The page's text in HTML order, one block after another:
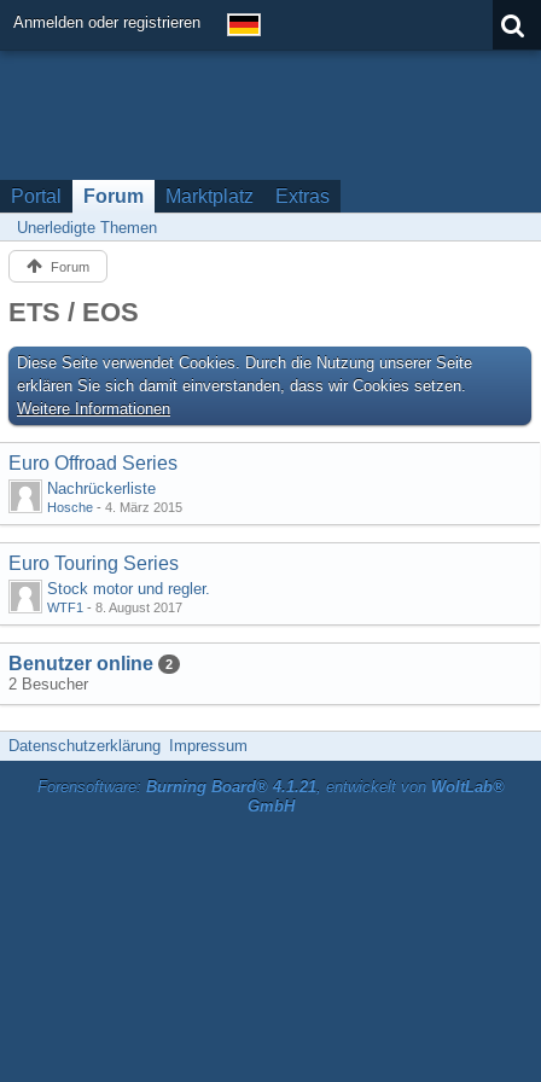
Anmelden oder registrieren
Portal Forum Marktplatz Extras
Unerledigte Themen
Forum
ETS / EOS
Diese Seite verwendet Cookies. Durch die Nutzung unserer Seite
erklären Sie sich damit einverstanden, dass wir Cookies setzen.
Weitere Informationen
Euro Offroad Series
Nachrückerliste
Hosche - 4. März 2015
Euro Touring Series
Stock motor und regler.
WTF1 - 8. August 2017
Benutzer online 2
2 Besucher
Datenschutzerklärung Impressum
Forensoftware: Burning Board® 4.1.21, entwickelt von WoltLab®
GmbH